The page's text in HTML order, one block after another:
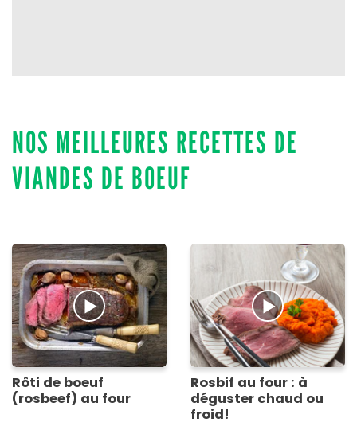
NOS MEILLEURES RECETTES DE
VIANDES DE BOEUF
Rôti de boeuf
(rosbeef) au four
Rosbif au four : à
déguster chaud ou
froid!